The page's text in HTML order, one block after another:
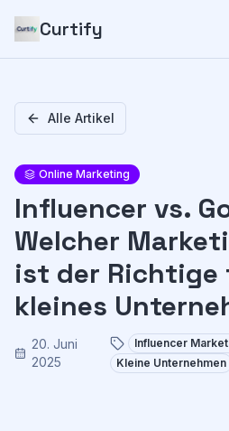
Curtify
Alle Artikel
Online Marketing
Influencer vs.
Welcher
ist der Richtige
kleines
20. Juni
2025
Influencer
Kleine Unternehmen